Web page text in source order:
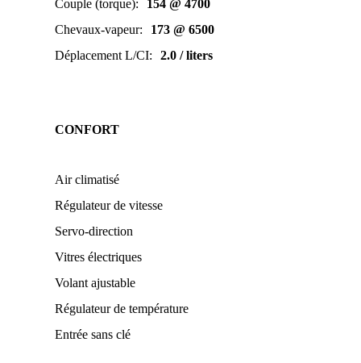
Couple (torque):
154 @ 4700
Chevaux-vapeur:
173 @ 6500
Déplacement L/CI: 2.0 / liters
CONFORT
Air climatisé
Régulateur de vitesse
Servo-direction
Vitres électriques
Volant ajustable
Régulateur de température
Entrée sans clé